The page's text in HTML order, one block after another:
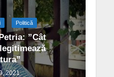
Politică
”Cât
2021